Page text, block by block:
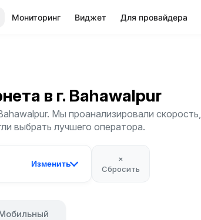
Мониторинг Виджет Для провайдера
в г. Bahawalpur
Мы проанализировали скорость,
выбрать лучшего оператора.
Изменить
×
Сбросить